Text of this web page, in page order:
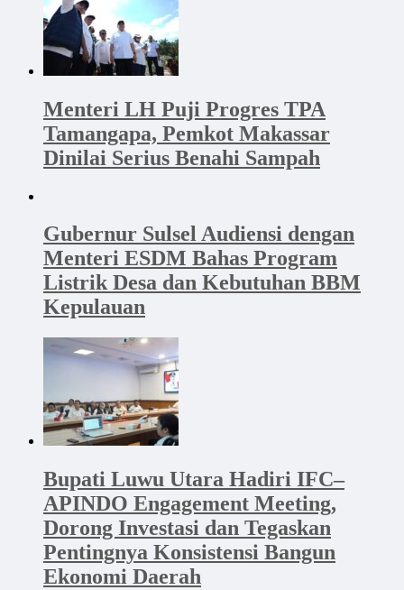
Menteri LH Puji Progres TPA
Tamangapa, Pemkot Makassar
Dinilai Serius Benahi Sampah
Gubernur Sulsel Audiensi dengan
Menteri ESDM Bahas Program
Listrik Desa dan Kebutuhan BBM
Kepulauan
Bupati Luwu Utara Hadiri IFC–
APINDO Engagement Meeting,
Dorong Investasi dan Tegaskan
Pentingnya Konsistensi Bangun
Ekonomi Daerah